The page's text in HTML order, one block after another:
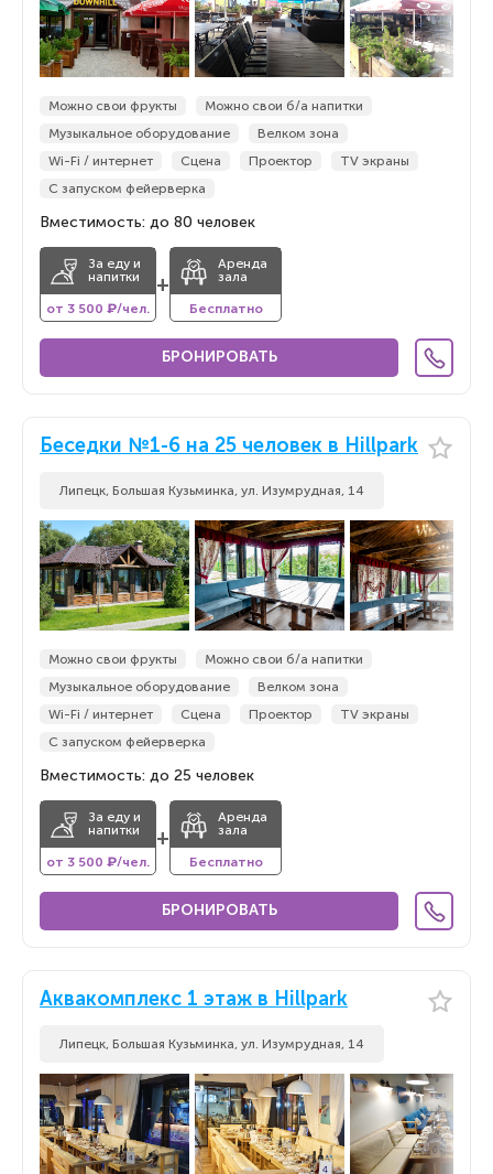
По новизне
Можно свои фрукты
Можно свои б/а напитки
Музыкальное оборудование
Велком зона
Wi-Fi / интернет
Сцена Проектор
TV экраны
С запуском фейерверка
Вместимость: до 80 человек
За еду и
напитки
от 3 500 ₽/чел.
+
Аренда
зала
Бесплатно
БРОНИРОВАТЬ
Беседки №1-6 на 25 человек в Hillpark
Липецк, Большая Кузьминка, ул. Изумрудная, 14
Можно свои фрукты
Можно свои б/а напитки
Музыкальное оборудование
Велком зона
Wi-Fi / интернет
Сцена Проектор
TV экраны
С запуском фейерверка
Вместимость: до 25 человек
За еду и
напитки
от 3 500 ₽/чел.
+
Аренда
зала
Бесплатно
БРОНИРОВАТЬ
Аквакомплекс 1 этаж в Hillpark
Липецк, Большая Кузьминка, ул. Изумрудная, 14